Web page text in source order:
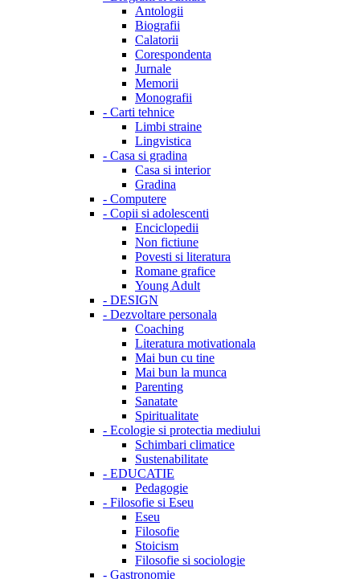
Antologii
Biografii
Calatorii
Corespondenta
Jurnale
Memorii
Monografii
- Carti tehnice
Limbi straine
Lingvistica
- Casa si gradina
Casa si interior
Gradina
- Computere
- Copii si adolescenti
Enciclopedii
Non fictiune
Povesti si literatura
Romane grafice
Young Adult
- DESIGN
- Dezvoltare personala
Coaching
Literatura motivationala
Mai bun cu tine
Mai bun la munca
Parenting
Sanatate
Spiritualitate
- Ecologie si protectia mediului
Schimbari climatice
Sustenabilitate
- EDUCATIE
Pedagogie
- Filosofie si Eseu
Eseu
Filosofie
Stoicism
Filosofie si sociologie
- Gastronomie